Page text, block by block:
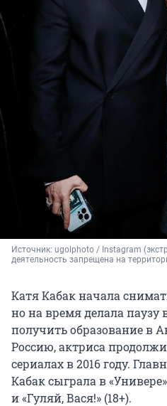
Источник: ugolphoto / Instagram
деятельность запрещена на
Катя Кабак начала
но на время делала паузу
получить образование в
Россию, актриса
сериалах в 2016 году.
Кабак сыграла в
и «Гуляй, Вася!» (18+).